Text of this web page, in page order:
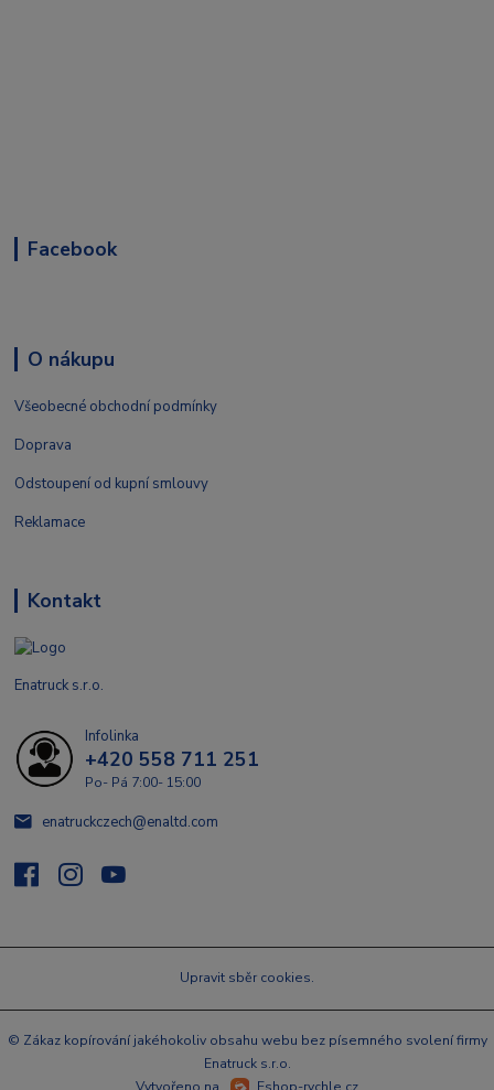
Facebook
O nákupu
Všeobecné obchodní podmínky
Doprava
Odstoupení od kupní smlouvy
Reklamace
Kontakt
Enatruck s.r.o.
Infolinka
+420 558 711 251
Po- Pá 7:00- 15:00
enatruckczech@enaltd.com
Upravit sběr cookies.
© Zákaz kopírování jakéhokoliv obsahu webu bez písemného svolení firmy
Enatruck s.r.o.